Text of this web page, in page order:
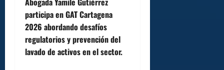
a
v
participa en GAT Cartagena
2026 abordando desafíos
regulatorios y prevención del
lavado de activos en el sector.